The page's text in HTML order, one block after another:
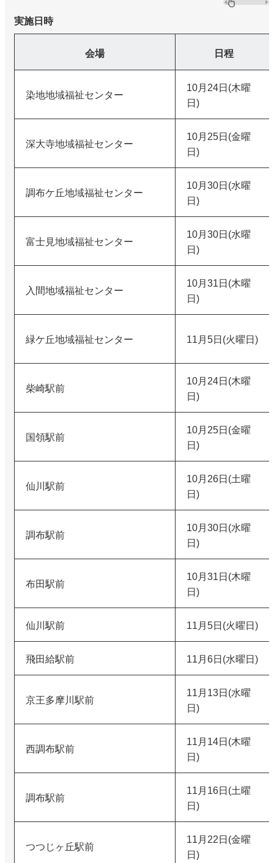
実施日時
会場 日程
染地地域福祉センター
10月24日(木曜
日)
深大寺地域福祉センター
10月25日(金曜
日)
調布ケ丘地域福祉センター
10月30日(水曜
日)
富士見地域福祉センター
10月30日(水曜
日)
入間地域福祉センター
10月31日(木曜
日)
緑ケ丘地域福祉センター 11月5日(火曜日)
柴崎駅前
10月24日(木曜
日)
国領駅前
10月25日(金曜
日)
仙川駅前
10月26日(土曜
日)
調布駅前
10月30日(水曜
日)
布田駅前
10月31日(木曜
日)
仙川駅前 11月5日(火曜日)
飛田給駅前 11月6日(水曜日)
京王多摩川駅前
11月13日(水曜
日)
西調布駅前
11月14日(木曜
日)
調布駅前
11月16日(土曜
日)
つつじヶ丘駅前
11月22日(金曜
日)